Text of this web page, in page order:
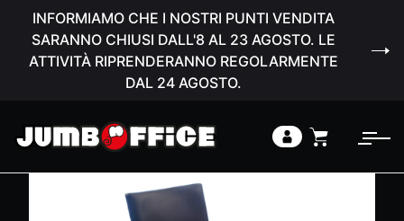
INFORMIAMO CHE I NOSTRI PUNTI VENDITA
SARANNO CHIUSI DALL'8 AL 23 AGOSTO. LE
ATTIVITÀ RIPRENDERANNO REGOLARMENTE
DAL 24 AGOSTO.